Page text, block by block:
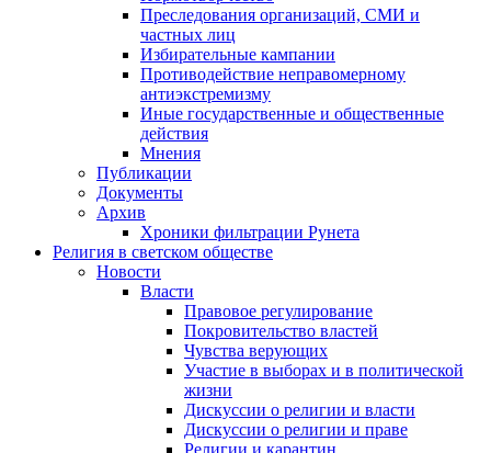
Преследования организаций, СМИ и
частных лиц
Избирательные кампании
Противодействие неправомерному
антиэкстремизму
Иные государственные и общественные
действия
Мнения
Публикации
Документы
Архив
Хроники фильтрации Рунета
Религия в светском обществе
Новости
Власти
Правовое регулирование
Покровительство властей
Чувства верующих
Участие в выборах и в политической
жизни
Дискуссии о религии и власти
Дискуссии о религии и праве
Религии и карантин